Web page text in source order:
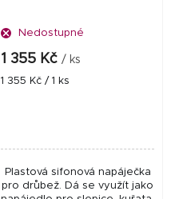
Nedostupné
1 355 Kč / ks
Měrná
1 355 Kč / 1 ks
Plastová sifonová napáječka
pro drůbež. Dá se využít jako